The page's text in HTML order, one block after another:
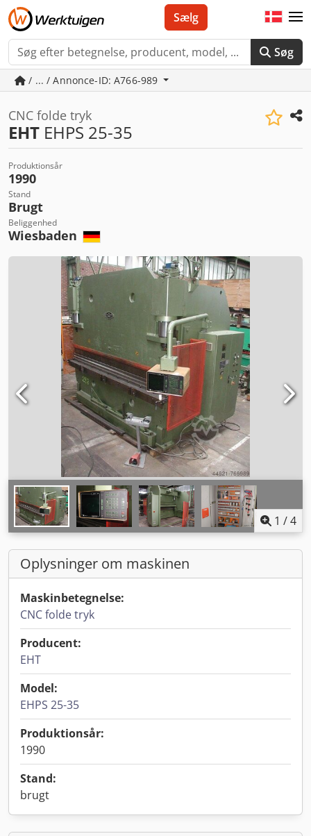
Søg
Sælg
/ ... / Annonce-ID: A766-989
CNC folde tryk
EHT EHPS 25-35
Produktionsår
1990
Stand
Brugt
Beliggenhed
Wiesbaden
1 /4
Oplysninger om maskinen
Maskinbetegnelse:
CNC folde tryk
Producent:
EHT
Model:
EHPS 25-35
Produktionsår:
1990
Stand:
brugt